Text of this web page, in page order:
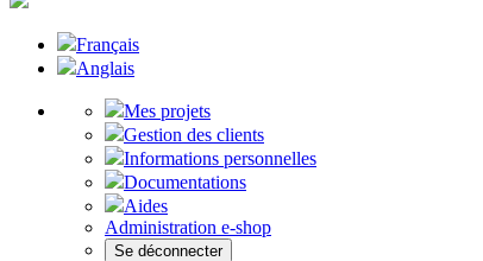
Français
Anglais
Mes projets
Gestion des clients
Informations personnelles
Documentations
Aides
Administration e-shop
Se déconnecter